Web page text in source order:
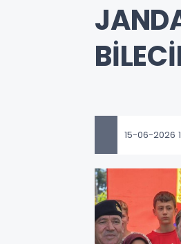
15-06-2026